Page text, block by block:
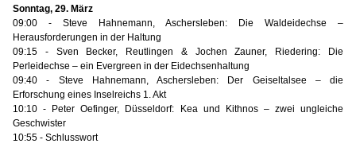
Sonntag, 29. März
09:00 - Steve Hahnemann, Aschersleben: Die Waldeidechse –
Herausforderungen in der Haltung
09:15 - Sven Becker, Reutlingen & Jochen Zauner, Riedering: Die
Perleidechse – ein Evergreen in der Eidechsenhaltung
09:40 - Steve Hahnemann, Aschersleben: Der Geiseltalsee – die
Erforschung eines Inselreichs 1. Akt
10:10 - Peter Oefinger, Düsseldorf: Kea und Kithnos – zwei ungleiche
Geschwister
10:55 - Schlusswort